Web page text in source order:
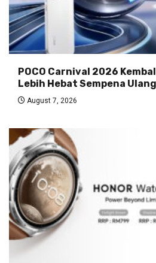
POCO Carnival 2026
Lebih Hebat Sempena
August 7, 2026